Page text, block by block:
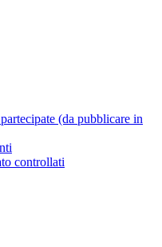
(da pubblicare in
controllati